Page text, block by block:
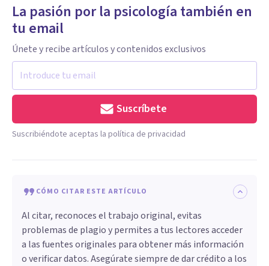
La pasión por la psicología también en
tu email
Únete y recibe artículos y contenidos exclusivos
Suscríbete
Suscribiéndote aceptas la política de privacidad
CÓMO CITAR ESTE ARTÍCULO
Al citar, reconoces el trabajo original, evitas
problemas de plagio y permites a tus lectores acceder
a las fuentes originales para obtener más información
o verificar datos. Asegúrate siempre de dar crédito a los